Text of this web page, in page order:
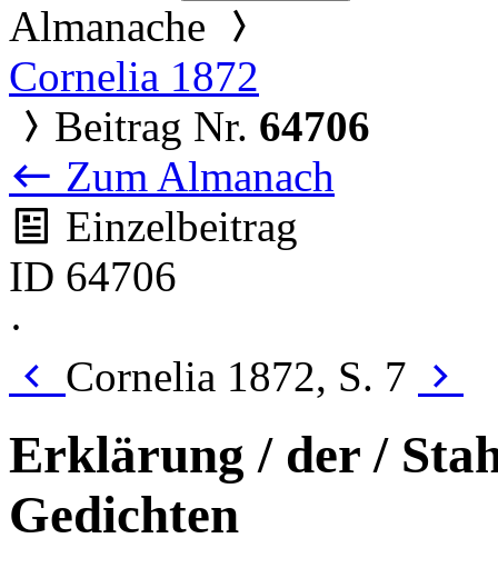
Almanache
Cornelia 1872
Beitrag Nr. 64706
Zum Almanach
Einzelbeitrag
ID 64706
·
Cornelia 1872, S. 7
Erklärung / der /
Gedichten